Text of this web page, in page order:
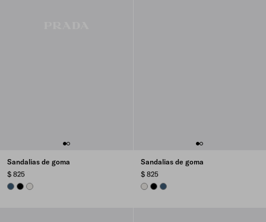
Sandalias de goma
$ 825
AVIATION BLUE
BLACKPANAMA
Sandalias de goma
$ 825
PANAMA
BLACKAVIATION BLUE